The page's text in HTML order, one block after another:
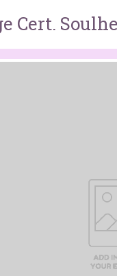
Cert.